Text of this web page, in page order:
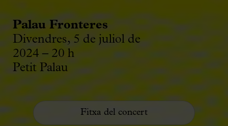
Palau Fronteres
Divendres, 5 de juliol de
2024 – 20 h
Petit Palau
Fitxa del concert